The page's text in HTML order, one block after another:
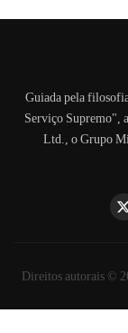
700–1000W
Guiada pela
Serviço Supremo",
Ltd., o Grupo
Direitos autorais ©